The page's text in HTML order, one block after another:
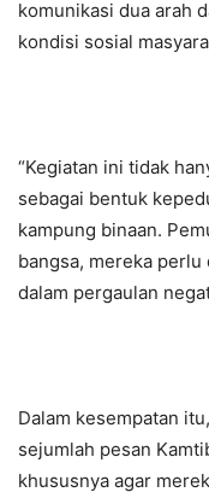
komunikasi dua arah
kondisi sosial
“Kegiatan ini tidak
sebagai bentuk
kampung binaan.
bangsa, mereka
dalam pergaulan
Dalam kesempatan
sejumlah pesan
khususnya agar